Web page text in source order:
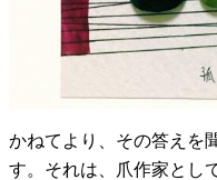
かねてより、その答えを
す。それは、爪作家とし